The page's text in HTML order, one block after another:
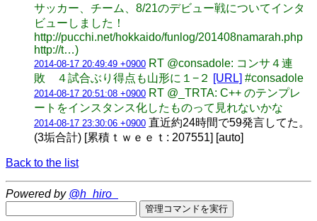
サッカー、チーム、8/21のデビュー戦についてインタ
ビューしました！
http://pucchi.net/hokkaido/funlog/201408namarah.php
http://t…)
2014-08-17 20:49:49 +0900 RT @consadole: コンサ４連
敗 ４試合ぶり得点も山形に１−２ [URL] #consadole
2014-08-17 20:51:08 +0900 RT @_TRTA: C++ のテンプレ
ートをインスタンス化したものって見れないかな
2014-08-17 23:30:06 +0900 直近約24時間で59発言してた。
(3垢合計) [累積ｔｗｅｅｔ: 207551] [auto]
Back to the list
Powered by @h_hiro_